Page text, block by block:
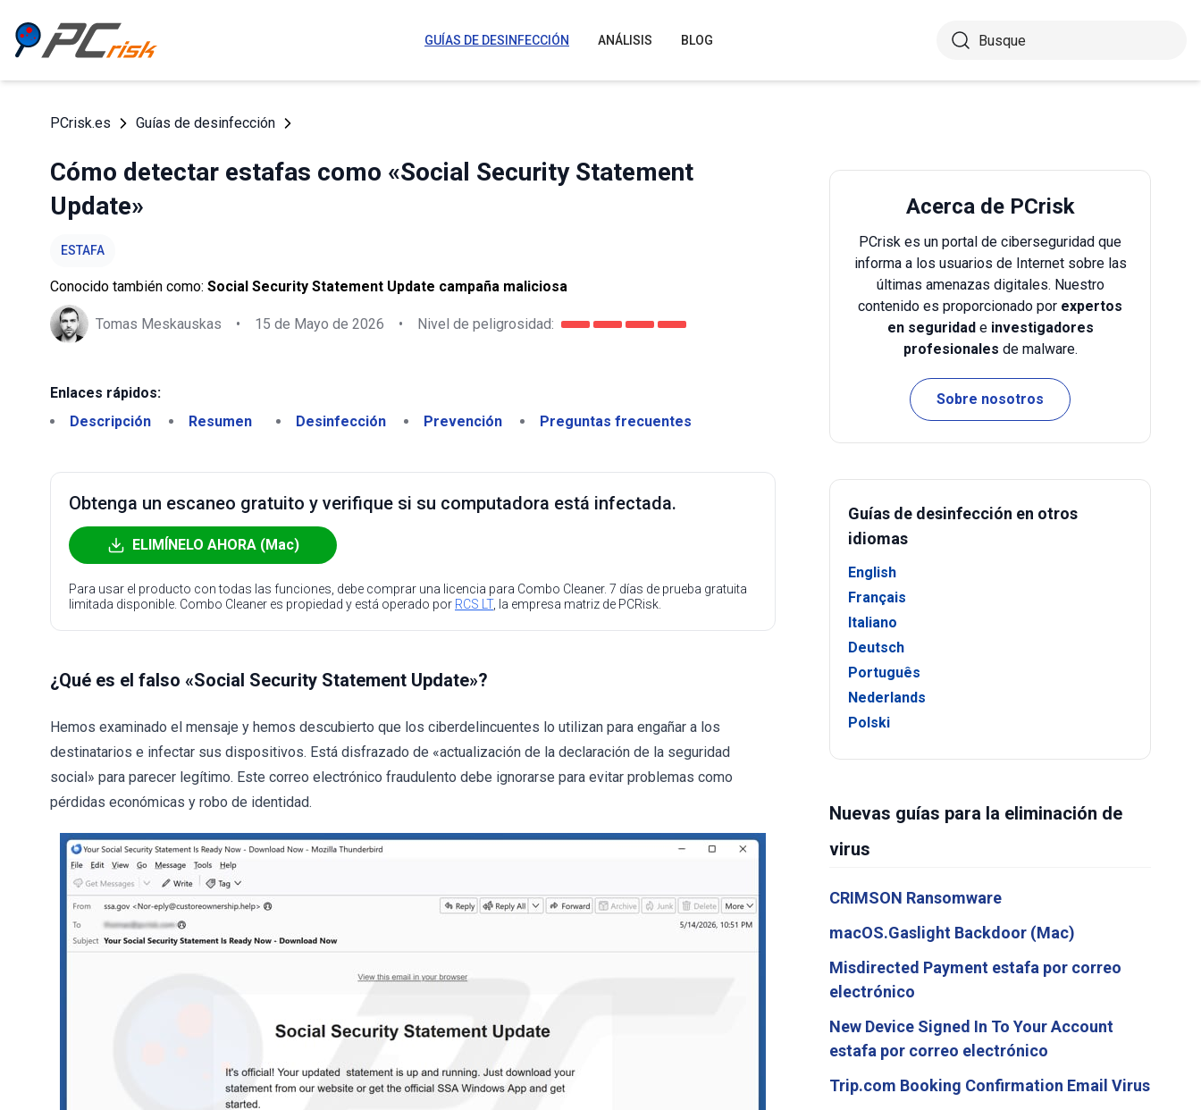
GUÍAS DE DESINFECCIÓN ANÁLISIS BLOG
PCrisk.es Guías de desinfección
Cómo detectar estafas como «Social Security Statement
Update»
ESTAFA
Conocido también como: Social Security Statement Update campaña maliciosa
Tomas Meskauskas • 15 de Mayo de 2026 • Nivel de peligrosidad:
Enlaces rápidos:
Descripción
Resumen Desinfección Prevención Preguntas frecuentes
Obtenga un escaneo gratuito y verifique si su computadora está infectada.
ELIMÍNELO AHORA (Mac)
Para usar el producto con todas las funciones, debe comprar una licencia para Combo Cleaner. 7 días de prueba gratuita
limitada disponible. Combo Cleaner es propiedad y está operado por RCS LT, la empresa matriz de PCRisk.
¿Qué es el falso «Social Security Statement Update»?
Hemos examinado el mensaje y hemos descubierto que los ciberdelincuentes lo utilizan para engañar a los
destinatarios e infectar sus dispositivos. Está disfrazado de «actualización de la declaración de la seguridad
social» para parecer legítimo. Este correo electrónico fraudulento debe ignorarse para evitar problemas como
pérdidas económicas y robo de identidad.
Acerca de PCrisk
PCrisk es un portal de ciberseguridad que
informa a los usuarios de Internet sobre las
últimas amenazas digitales. Nuestro
contenido es proporcionado por expertos
en seguridade investigadores
profesionales de malware.
Sobre nosotros
Guías de desinfección en otros
idiomas
English
Français
Italiano
Deutsch
Português
Nederlands
Polski
Nuevas guías para la eliminación de
virus
CRIMSON Ransomware
macOS.Gaslight Backdoor (Mac)
Misdirected Payment estafa por correo
electrónico
New Device Signed In To Your Account
estafa por correo electrónico
Trip.com Booking Confirmation Email Virus